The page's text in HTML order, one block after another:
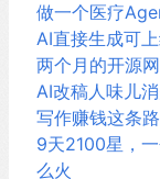
做一个医疗
AI直接生成可
两个月的开源
AI改稿人味儿
写作赚钱这条
9天2100星，
么火